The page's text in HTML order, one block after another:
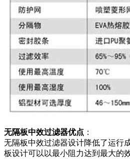
无隔板中效过滤器优点 ：
无隔板中效过滤器设计降低了运行
板设计可以以最小阻力达到最大的